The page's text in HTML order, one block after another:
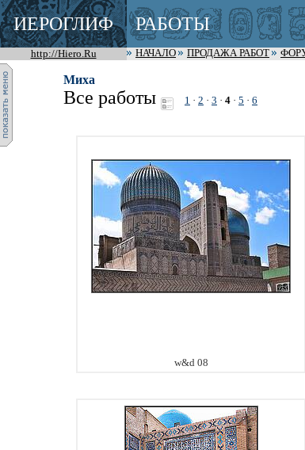
ИЕРОГЛИФ РАБОТЫ
http://Hiero.Ru НАЧАЛО ПРОДАЖА РАБОТ
Миха
Все работы 1 · 2 · 3 · 4 · 5 · 6
w&d 08